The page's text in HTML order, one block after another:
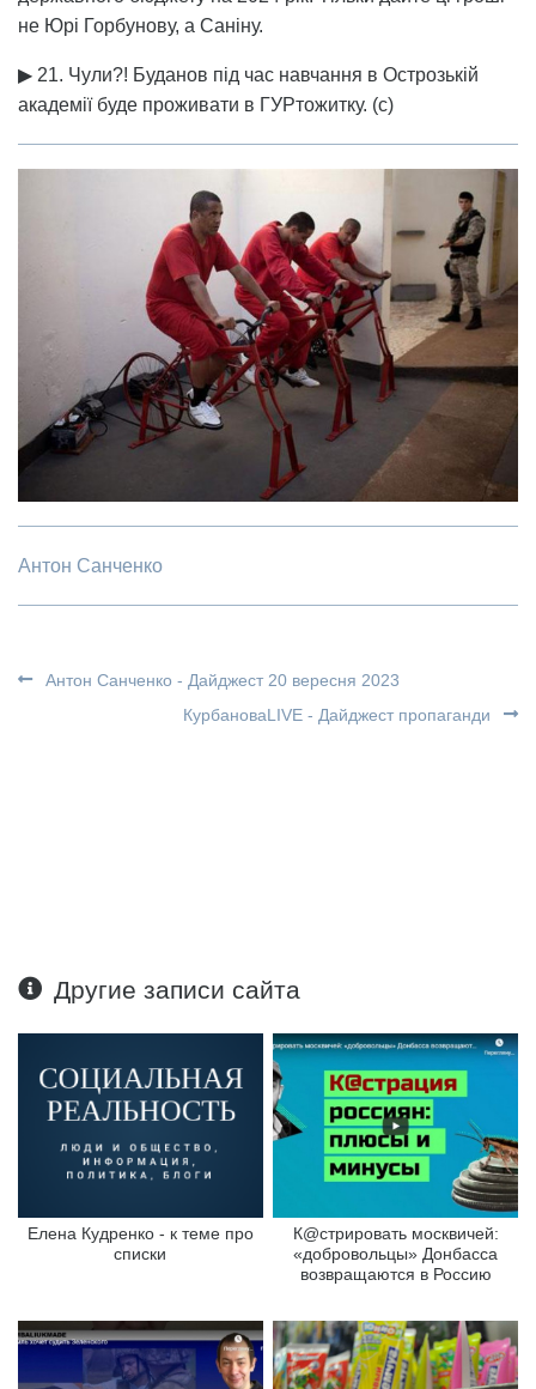
не Юрі Горбунову, а Саніну.
▶ 21. Чули?! Буданов під час навчання в Острозькій
академії буде проживати в ГУРтожитку. (с)
Антон Санченко
Антон Санченко - Дайджест 20 вересня 2023
КурбановаLIVE - Дайджест пропаганди
Другие записи сайта
Елена Кудренко - к теме про
списки
К@стрировать москвичей:
«добровольцы» Донбасса
возвращаются в Россию